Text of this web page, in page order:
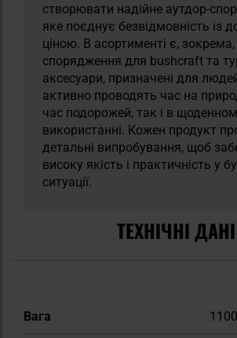
створювати надійне аутдор-
яке поєднує безвідмовність із
ціною. В асортименті є,
спорядження для bushcraft та
аксесуари, призначені для
активно проводять час на
час подорожей, так і в
використанні. Кожен продукт
детальні випробування, щоб
високу якість і практичність у
ситуації.
ТЕХНІЧНІ ДАНІ
Докладніше
Вага